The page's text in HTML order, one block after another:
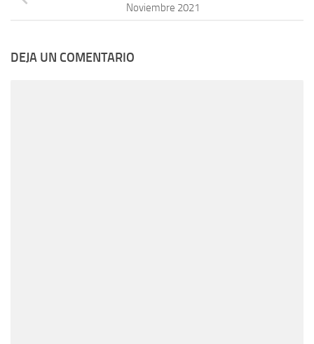
Noviembre 2021
DEJA UN COMENTARIO